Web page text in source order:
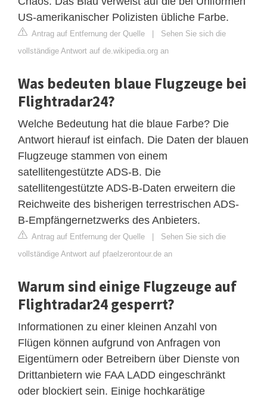
US-amerikanischer Polizisten übliche Farbe.
Antrag auf Entfernung der Quelle | Sehen Sie sich die
vollständige Antwort auf de.wikipedia.org an
Was bedeuten blaue Flugzeuge bei
Flightradar24?
Welche Bedeutung hat die blaue Farbe? Die
Antwort hierauf ist einfach. Die Daten der blauen
Flugzeuge stammen von einem
satellitengestützte ADS-B. Die
satellitengestützte ADS-B-Daten erweitern die
Reichweite des bisherigen terrestrischen ADS-
B-Empfängernetzwerks des Anbieters.
Antrag auf Entfernung der Quelle | Sehen Sie sich die
vollständige Antwort auf pfaelzerontour.de an
Warum sind einige Flugzeuge auf
Flightradar24 gesperrt?
Informationen zu einer kleinen Anzahl von
Flügen können aufgrund von Anfragen von
Eigentümern oder Betreibern über Dienste von
Drittanbietern wie FAA LADD eingeschränkt
oder blockiert sein. Einige hochkarätige